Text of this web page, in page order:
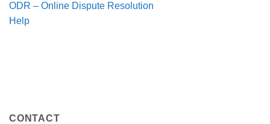
ODR – Online Dispute Resolution
Help
CONTACT